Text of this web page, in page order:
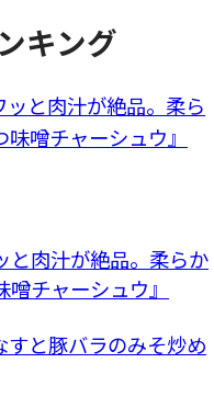
キング
と肉汁が絶品。柔らか
チャーシュウ』